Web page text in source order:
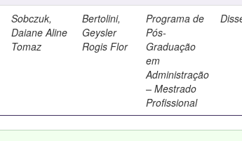
Sobczuk,
Daiane Aline
Tomaz
Bertolini,
Geysler
Rogis Flor
Programa de
Pós-
Graduação
em
Administração
– Mestrado
Profissional